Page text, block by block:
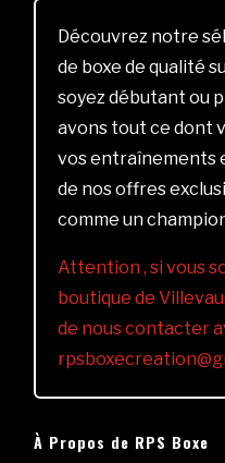
Découvrez notre
de boxe de qualité
soyez débutant ou
avons tout ce dont
vos entraînements
de nos offres
comme un
Attention , si vous
boutique de
de nous contacter
À Propos de RPS Boxe